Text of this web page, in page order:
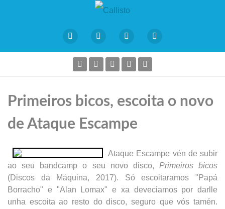
Primeiros bicos, escoita o novo
de Ataque Escampe
Ataque Escampe vén de subir
ao seu bandcamp o seu novo disco, Primeiros bicos
(Discos da Máquina, 2017). Só escoitaramos "Papá
Borracho" e "Alan Lomax" e xa deveciamos por darlle
unha escoita ao resto do disco, seguro que vós tamén.